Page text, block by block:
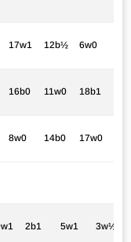
17w1 12b½ 6w0
16b0 11w0 18b1
8w0 14b0 17w0
2b1 5w1 3w½